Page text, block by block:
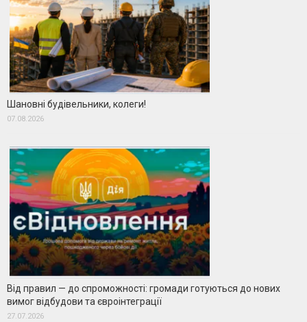
Шановні будівельники, колеги!
07.08.2026
Від правил — до спроможності: громади готуються до нових
вимог відбудови та євроінтеграції
27.07.2026